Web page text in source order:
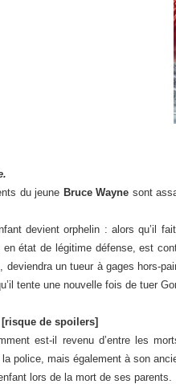
du jeune Bruce Wayne sont
devient orphelin : alors qu’il
en état de légitime défense, est
deviendra un tueur à gages hors-
tente une nouvelle fois de tuer
[risque de spoilers]
est-il revenu d’entre les
la police, mais également à son
lors de la mort de ses parents.